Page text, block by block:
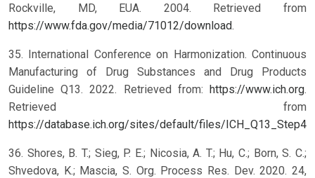
Rockville, MD, EUA. 2004. Retrieved from
https://www.fda.gov/media/71012/download.
35. International Conference on Harmonization. Continuous
Manufacturing of Drug Substances and Drug Products
Guideline Q13. 2022. Retrieved from: https://www.ich.org.
Retrieved from
https://database.ich.org/sites/default/files/
36. Shores, B. T.; Sieg, P. E.; Nicosia, A. T.; Hu, C.; Born, S. C.;
Shvedova, K.; Mascia, S. Org. Process Res. Dev. 2020. 24,